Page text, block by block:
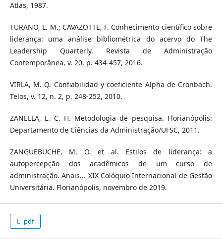
Atlas, 1987.
TURANO, L. M.; CAVAZOTTE, F. Conhecimento científico sobre
liderança: uma análise bibliométrica do acervo do The
Leadership Quarterly. Revista de Administração
Contemporânea, v. 20, p. 434-457, 2016.
VIRLA, M. Q. Confiabilidad y coeficiente Alpha de Cronbach.
Telos, v. 12, n. 2, p. 248-252, 2010.
ZANELLA, L. C. H. Metodologia de pesquisa. Florianópolis:
Departamento de Ciências da Administração/UFSC, 2011.
ZANGUEBUCHE, M. O. et al. Estilos de liderança: a
autopercepção dos acadêmicos de um curso de
administração. Anais... XIX Colóquio Internacional de Gestão
Universitária. Florianópolis, novembro de 2019.
pdf